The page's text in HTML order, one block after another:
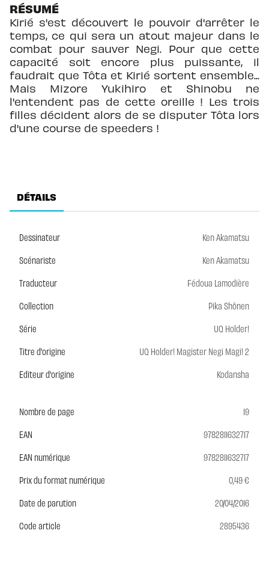
RÉSUMÉ
Kirié s'est découvert le pouvoir d'arrêter le
temps, ce qui sera un atout majeur dans le
combat pour sauver Negi. Pour que cette
capacité soit encore plus puissante, il
faudrait que Tôta et Kirié sortent ensemble...
Mais Mizore Yukihiro et Shinobu ne
l'entendent pas de cette oreille ! Les trois
filles décident alors de se disputer Tôta lors
d'une course de speeders !
DÉTAILS
Dessinateur
Ken Akamatsu
Scénariste
Ken Akamatsu
Traducteur
Fédoua Lamodière
Collection
Pika Shônen
Série
UQ Holder!
Titre d'origine
UQ Holder! Magister Negi Magi! 2
Editeur d'origine
Kodansha
Nombre de page
19
EAN
9782811632717
EAN numérique
9782811632717
Prix du format numérique
0,49 €
Date de parution
20/04/2016
Code article
2895436